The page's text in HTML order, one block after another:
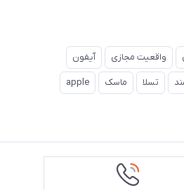
واقعیت مجازی آیفون
تسلا ماسک apple